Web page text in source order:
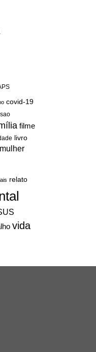
covid-19
filme
livro
mulher
relato
vida